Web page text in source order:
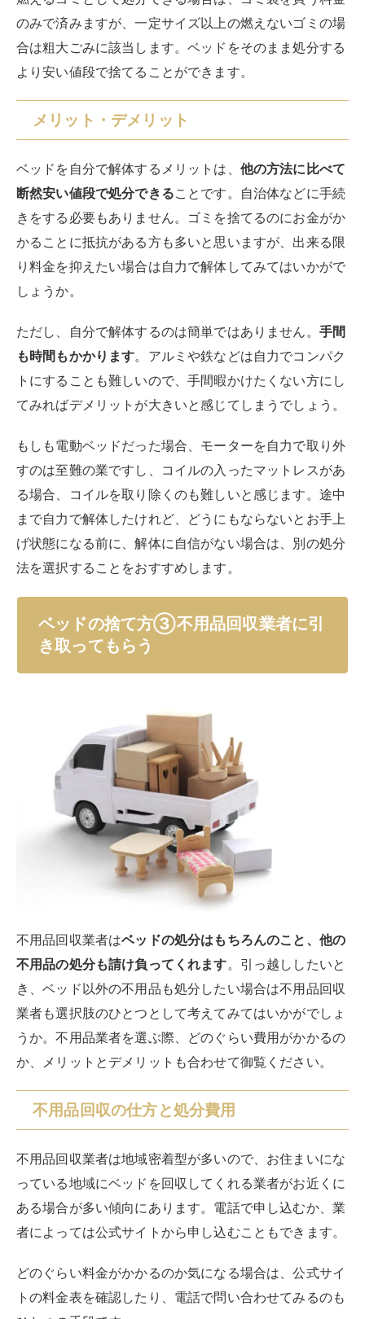
のみで済みますが、一定サイズ以上の燃えないゴミの場
合は粗大ごみに該当します。ベッドをそのまま処分する
より安い値段で捨てることができます。
メリット・デメリット
ベッドを自分で解体するメリットは、 他の方法に比べて
断然安い値段で処分できることです。自治体などに手続
きをする必要もありません。ゴミを捨てるのにお金がか
かることに抵抗がある方も多いと思いますが、出来る限
り料金を抑えたい場合は自力で解体してみてはいかがで
しょうか。
ただし、自分で解体するのは簡単ではありません。 手間
も時間もかかります。アルミや鉄などは自力でコンパク
トにすることも難しいので、手間暇かけたくない方にし
てみればデメリットが大きいと感じてしまうでしょう。
もしも電動ベッドだった場合、モーターを自力で取り外
すのは至難の業ですし、コイルの入ったマットレスがあ
る場合、コイルを取り除くのも難しいと感じます。途中
まで自力で解体したけれど、どうにもならないとお手上
げ状態になる前に、解体に自信がない場合は、別の処分
法を選択することをおすすめします。
ベッドの捨て方③不用品回収業者に引
き取ってもらう
不用品回収業者はベッドの処分はもちろんのこと、他の
不用品の処分も請け負ってくれます。引っ越ししたいと
き、ベッド以外の不用品も処分したい場合は不用品回収
業者も選択肢のひとつとして考えてみてはいかがでしょ
うか。不用品業者を選ぶ際、どのぐらい費用がかかるの
か、メリットとデメリットも合わせて御覧ください。
不用品回収の仕方と処分費用
不用品回収業者は地域密着型が多いので、お住まいにな
っている地域にベッドを回収してくれる業者がお近くに
ある場合が多い傾向にあります。電話で申し込むか、業
者によっては公式サイトから申し込むこともできます。
どのぐらい料金がかかるのか気になる場合は、公式サイ
トの料金表を確認したり、電話で問い合わせてみるのも